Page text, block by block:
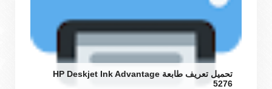
تحميل تعريف طابعة HP Deskjet Ink Advantage
5276